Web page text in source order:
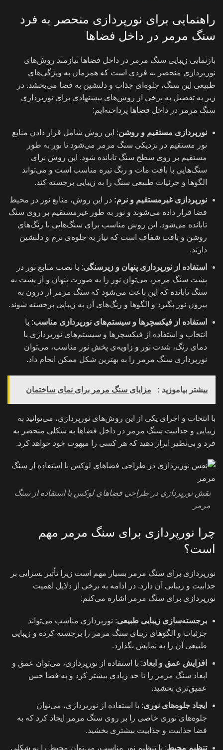
راهنمایی برای نورپردازی منحصر به فرد
سنگ مرمر در داخل فضاها
بازنمایی زیبایی سنگ مرمر در داخل فضاها نیازمند روش‌های
نورپردازی منحصر به فردی است که همزمان به ویژگی‌های
طبیعی این سنگ، جلوه‌ای جذاب و دلنشین به فضا می‌بخشد. در
زیر به تفصیل به برخی از روش‌های پیشنهادی برای نورپردازی
سنگ مرمر در داخل فضاها پرداخته‌ایم:
نورپردازی مستقیم و روشن: این روش شامل قرار دادن منابع
نور مستقیم در نزدیکی سنگ مرمر می‌شود تا نور به طور
مستقیم بر روی سطح سنگ تابانده شود. این روش برای
سنگ‌هایی با بافت مات و رنگ تیره مناسب است و می‌تواند
الگوها و جزئیات طبیعی سنگ را به زیبایی برجسته کند.
نورپردازی غیرمستقیم و نرم: در این روش، منابع نور در محیط
فضا قرار داده می‌شوند و نور به طور غیرمستقیم بر روی سنگ
تابانده می‌شود. این روش مناسب برای سنگ‌هایی با رنگ‌های
روشن و بافت شفاف است که نیاز به جلوه‌ی نرم و دلنشین
دارند.
استفاده از نورپردازی پنهان و زیرسنگی: با نصب منابع نور در
پشت سنگ مرمر، می‌توان نور را به صورت پنهان و از پشت به
سنگ تابانده که این باعث می‌شود که سنگ مرمر از درون به
بیرون نور بگیرد و الگوها و رنگ‌های آن به زیبایی برجسته شوند.
استفاده از فیکسچرها و سیستم‌های نورپردازی مناسب: با
انتخاب و استفاده از فیکسچرها و سیستم‌های نورپردازی با
دمای رنگ، شدت نور و زاویه‌ی پخش نور مناسب، می‌توان
نورپردازی سنگ مرمر را به بهترین شکل ممکن انجام داد.
بیشتر بیاموزید : مزایای سنگ مرمر برای نمای ساختمان
با انتخاب و اجرای یکی از این روش‌های نورپردازی، می‌توانید به
زیبایی و جذابیت سنگ مرمر در داخل فضاها به شکلی منحصر به
فرد و بی‌نظیر ابراز دهید که هر کسی را مبهوت خود خواهد کرد.
نقش نورپردازی در طراحی فضاهای لوکس با استفاده از سنگ
مرمر
چرا نورپردازی برای سنگ مرمر مهم
است؟
نورپردازی برای سنگ مرمر بسیار مهم است زیرا تأثیر بسزایی بر
جذابیت و زیبایی آن دارد. در ادامه به برخی از دلایل اهمیت
نورپردازی برای سنگ مرمر اشاره می‌کنم:
برجسته‌سازی زیبایی طبیعی: نورپردازی مناسب می‌تواند
جزئیات و الگوهای زیبای سنگ مرمر را برجسته کرده و زیبایی
طبیعی آن را به نمایش بگذارد.
افزایش عمق و ابعاد: با استفاده از نورپردازی، می‌توان عمق و
ابعاد سنگ مرمر را تا حد زیادی بیشتر کرد و به فضا حس
عمیق‌تری بخشید.
ایجاد جلوه‌های نوری: با استفاده از نورپردازی، می‌توان
جلوه‌های نوری خاصی را بر روی سنگ مرمر ایجاد کرد که به
فضا جذابیت و جذابیت بیشتری بخشید.
تنظیم محیط: با تنظیم نور مناسب، می‌توان محیط را به شکلی